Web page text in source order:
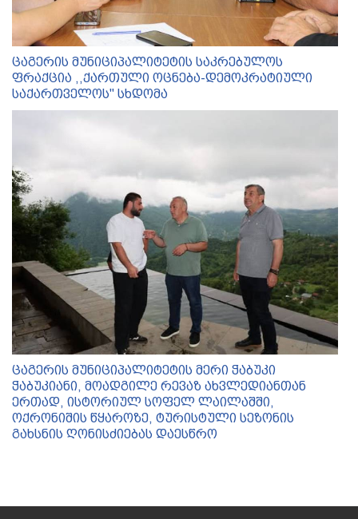
ცაგერის მუნიციპალიტეტის საკრებულოს
ფრაქცია ,,ქართული ოცნება-დემოკრატიული
საქართველოს'' სხდომა
ცაგერის მუნიციპალიტეტის მერი ჭაბუკი
ჭაბუკიანი, მოადგილე რევაზ ახვლედიანთან
ერთად, ისტორიულ სოფელ ლაილაშში,
ოქრონიშის წყაროზე, ტურისტული სეზონის
გახსნის ღონისძიებას დაესწრო